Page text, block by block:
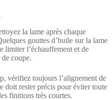
la lame après chaque
gouttes d’huile sur la lame
limiter l’échauffement et de
coupe.
vérifiez toujours l’alignement de
doit rester précis pour éviter toute
finitions très courtes.